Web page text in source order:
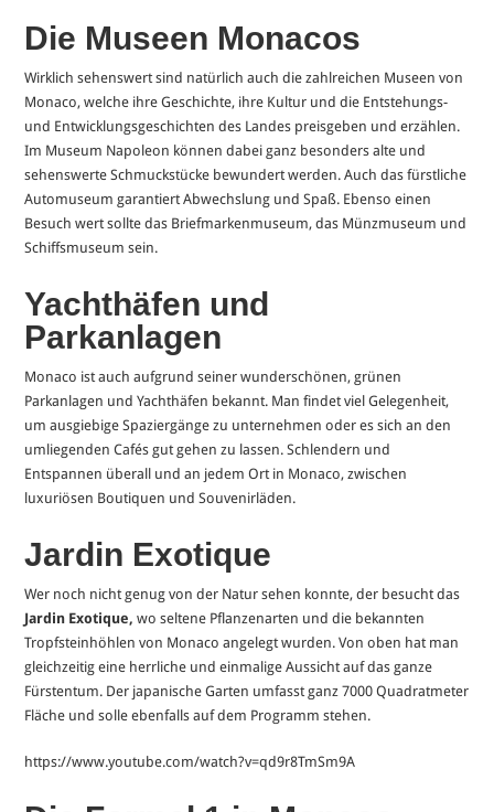
Die Museen Monacos
Wirklich sehenswert sind natürlich auch die zahlreichen Museen von
Monaco, welche ihre Geschichte, ihre Kultur und die Entstehungs-
und Entwicklungsgeschichten des Landes preisgeben und erzählen.
Im Museum Napoleon können dabei ganz besonders alte und
sehenswerte Schmuckstücke bewundert werden. Auch das fürstliche
Automuseum garantiert Abwechslung und Spaß. Ebenso einen
Besuch wert sollte das Briefmarkenmuseum, das Münzmuseum und
Schiffsmuseum sein.
Yachthäfen und
Parkanlagen
Monaco ist auch aufgrund seiner wunderschönen, grünen
Parkanlagen und Yachthäfen bekannt. Man findet viel Gelegenheit,
um ausgiebige Spaziergänge zu unternehmen oder es sich an den
umliegenden Cafés gut gehen zu lassen. Schlendern und
Entspannen überall und an jedem Ort in Monaco, zwischen
luxuriösen Boutiquen und Souvenirläden.
Jardin Exotique
Wer noch nicht genug von der Natur sehen konnte, der besucht das
Jardin Exotique, wo seltene Pflanzenarten und die bekannten
Tropfsteinhöhlen von Monaco angelegt wurden. Von oben hat man
gleichzeitig eine herrliche und einmalige Aussicht auf das ganze
Fürstentum. Der japanische Garten umfasst ganz 7000 Quadratmeter
Fläche und solle ebenfalls auf dem Programm stehen.
https://www.youtube.com/watch?v=qd9r8TmSm9A